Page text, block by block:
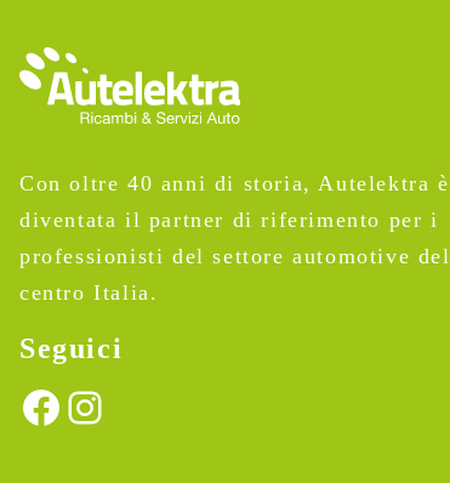
Con oltre 40 anni di storia, Autelektra è
diventata il partner di riferimento per i
professionisti del settore automotive del
centro Italia.
Seguici
Facebook
Instagram